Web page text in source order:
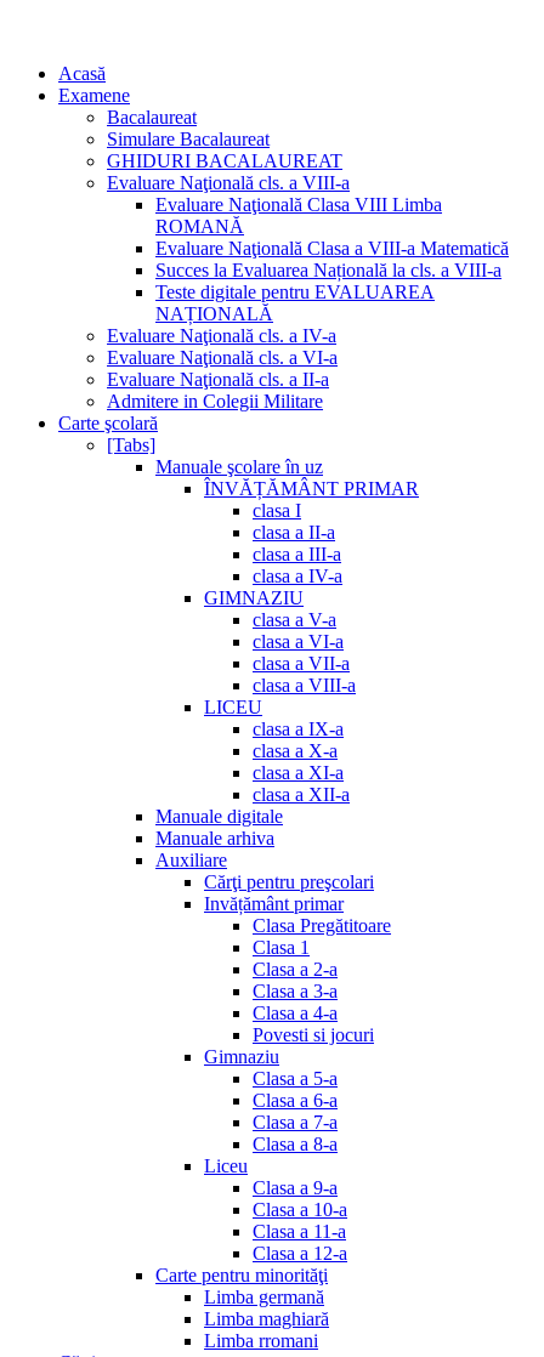
Acasă
Examene
Bacalaureat
Simulare Bacalaureat
GHIDURI BACALAUREAT
Evaluare Naţională cls. a VIII-a
Evaluare Naţională Clasa VIII Limba
ROMANĂ
Evaluare Naţională Clasa a VIII-a Matematică
Succes la Evaluarea Națională la cls. a VIII-a
Teste digitale pentru EVALUAREA
NAȚIONALĂ
Evaluare Naţională cls. a IV-a
Evaluare Naţională cls. a VI-a
Evaluare Naţională cls. a II-a
Admitere in Colegii Militare
Carte şcolară
[Tabs]
Manuale şcolare în uz
ÎNVĂȚĂMÂNT PRIMAR
clasa I
clasa a II-a
clasa a III-a
clasa a IV-a
GIMNAZIU
clasa a V-a
clasa a VI-a
clasa a VII-a
clasa a VIII-a
LICEU
clasa a IX-a
clasa a X-a
clasa a XI-a
clasa a XII-a
Manuale digitale
Manuale arhiva
Auxiliare
Cărţi pentru preşcolari
Invățământ primar
Clasa Pregătitoare
Clasa 1
Clasa a 2-a
Clasa a 3-a
Clasa a 4-a
Povesti si jocuri
Gimnaziu
Clasa a 5-a
Clasa a 6-a
Clasa a 7-a
Clasa a 8-a
Liceu
Clasa a 9-a
Clasa a 10-a
Clasa a 11-a
Clasa a 12-a
Carte pentru minorităţi
Limba germană
Limba maghiară
Limba rromani